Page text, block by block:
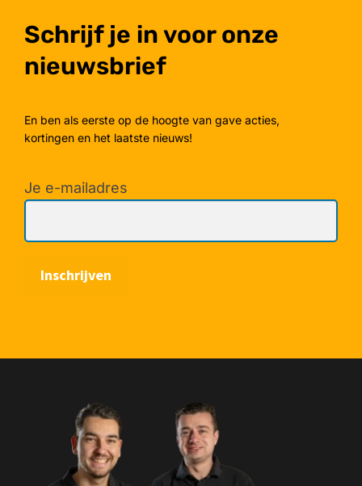
Schrijf je in voor onze
nieuwsbrief
En ben als eerste op de hoogte van gave acties,
kortingen en het laatste nieuws!
Je e-mailadres